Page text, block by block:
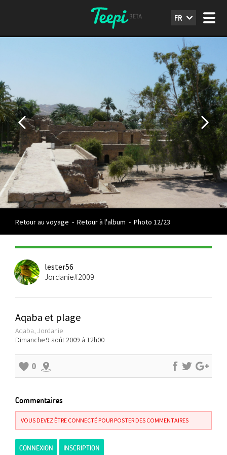
FR
Retour au voyage - Retour à l'album - Photo 12/23
lester56
Jordanie#2009
Aqaba et plage
Aqaba, Jordanie
Dimanche 9 août 2009 à 12h00
0
Commentaires
VOUS DEVEZ ÊTRE CONNECTÉ POUR POSTER DES COMMENTAIRES
CONNEXION INSCRIPTION